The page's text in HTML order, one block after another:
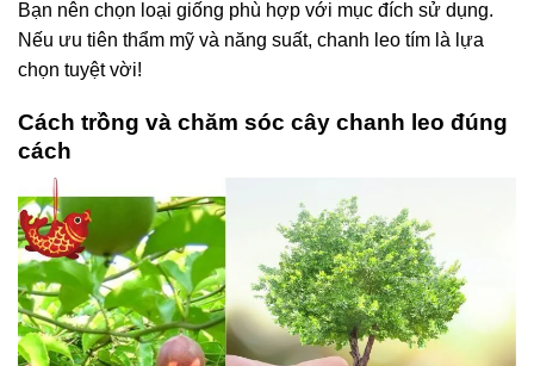
Bạn nên chọn loại giống phù hợp với mục đích sử dụng.
Nếu ưu tiên thẩm mỹ và năng suất, chanh leo tím là lựa
chọn tuyệt vời!
Cách trồng và chăm sóc cây chanh leo đúng
cách